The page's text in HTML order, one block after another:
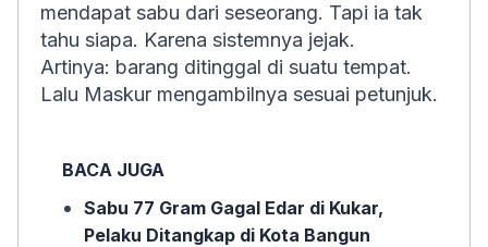
mendapat sabu dari seseorang. Tapi ia tak
tahu siapa. Karena sistemnya jejak.
Artinya: barang ditinggal di suatu tempat.
Lalu Maskur mengambilnya sesuai petunjuk.
BACA JUGA
Sabu 77 Gram Gagal Edar di Kukar,
Pelaku Ditangkap di Kota Bangun